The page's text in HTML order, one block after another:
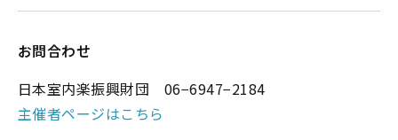
お問合わせ
日本室内楽振興財団 06−6947−2184
主催者ページはこちら